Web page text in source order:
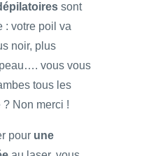
sont
: votre poil va
noir, plus
vous vous
tous les
Non merci !
pour une